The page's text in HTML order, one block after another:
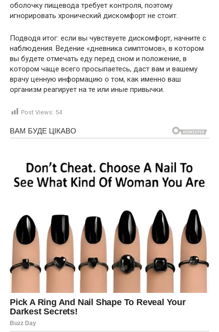
оболочку пищевода требует контроля, поэтому
игнорировать хронический дискомфорт не стоит.
Подводя итог: если вы чувствуете дискомфорт, начните с
наблюдения. Ведение «дневника симптомов», в котором
вы будете отмечать еду перед сном и положение, в
котором чаще всего просыпаетесь, даст вам и вашему
врачу ценную информацию о том, как именно ваш
организм реагирует на те или иные привычки.
Post Views: 54